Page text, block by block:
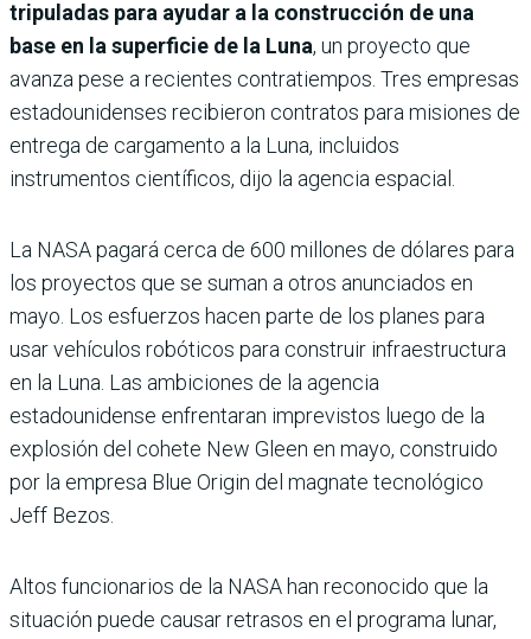
tripuladas para ayudar a la construcción de una
base en la superficie de la Luna, un proyecto que
avanza pese a recientes contratiempos. Tres empresas
estadounidenses recibieron contratos para misiones de
entrega de cargamento a la Luna, incluidos
instrumentos científicos, dijo la agencia espacial.
La NASA pagará cerca de 600 millones de dólares para
los proyectos que se suman a otros anunciados en
mayo. Los esfuerzos hacen parte de los planes para
usar vehículos robóticos para construir infraestructura
en la Luna. Las ambiciones de la agencia
estadounidense enfrentaran imprevistos luego de la
explosión del cohete New Gleen en mayo, construido
por la empresa Blue Origin del magnate tecnológico
Jeff Bezos.
Altos funcionarios de la NASA han reconocido que la
situación puede causar retrasos en el programa lunar,